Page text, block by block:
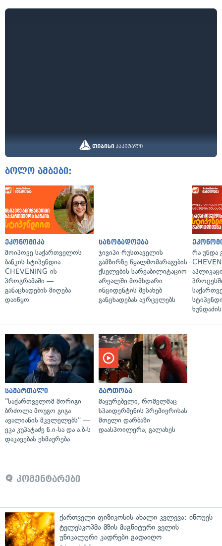
ბოლო ამბები:
ეკონომიკა
მოიპოვე საქართველოს
ბანკის სტიპენდია
CHEVENING-ის
პროგრამაში —
განაცხადების მიღება
დაიწყო
საზოგადოება
ჯივიპი რუსთაველის
გამზირზე წყალმომარაგების
ქსელების სარეაბილიტაციო
არეალში მომხდარი
ინციდენტის შესახებ
განცხადებას ავრცელებს
რა უნდა
სამართალი
"საქართველომ მორიგი
ბრძოლა მოუგო გიგა
ავალიანის მკვლელებს" —
ეკა კუპატაძე ნ.ი-სა და ა.ბ-ს
დაკავებას ეხმაურება
გართობა
მაყურებელი, რომელმაც
სპაიდერმენის პრემიერისას
მთელი დარბაზი
დაასპოილერა, გალახეს
კომენტარები
ქართველი ფიზიკოსის ახალი კვლევა: ინოუეს
ტელესკოპმა მზის მაგნიტური ველის
უნიკალური კადრები გადაიღო